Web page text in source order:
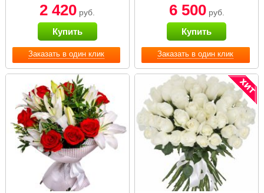
Заказать в один клик
2 420 руб.
Купить
Заказать в один клик
6 500руб.
Купить